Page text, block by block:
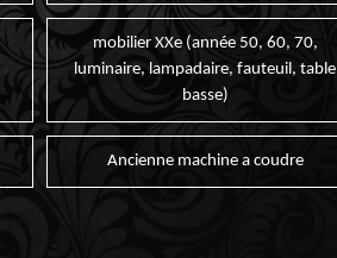
mobilier XXe (année 50, 60, 70,
luminaire, lampadaire, fauteuil, table
basse)
Ancienne machine a coudre